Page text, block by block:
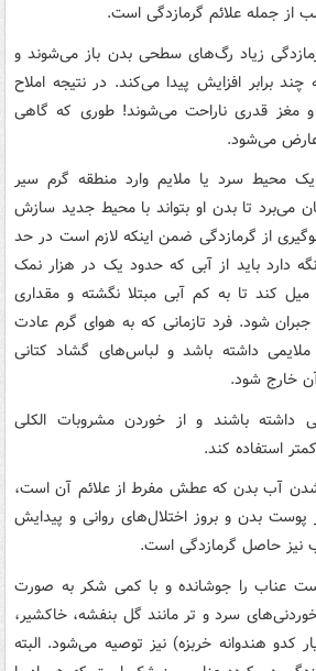
جمله علائم گرمازدگی است.
زیاد رگ‌های سطحی بدن باز می‌شوند و
برابر افزایش پیدا می‌کند. در نتیجه املاح
مغز قدری ناراحت می‌شوند! طوری که گاهی
عارض می‌شود.
محیط سرد یا ملایم وارد منطقه گرم سیر
10 روز زمان می‌برد تا بدن او بتواند با محیط جدید سازش
از گرمازدگی ضمن اینکه لازم است در حد
نگه دارد باید از آبی که حدود یک در هزار نمک
کند تا به کم آبی مبتلا نگشته و مقداری
شود. فرد تازمانی که به هوای گرم عادت
داشته باشد و لباس‌های گشاد کتانی
خارج شود.
داشته باشند و از خوردن مشروبات الکلی
استفاده کند.
آب بدن که عطش مفرط از علائم آن است،
بدن و بروز اختلال‌های روانی و پیدایش
حاصل گرمازدگی است.
است عناب را جوشانده و با کمی شکر به صورت
سرد و تر مانند گل بنفشه، خاکشیر،
کدو هندوانه خربزه) نیز توصیه می‌شود. البته